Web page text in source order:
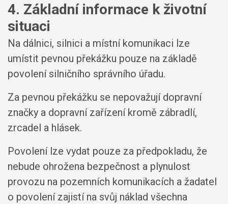
4. Základní informace k životní
situaci
Na dálnici, silnici a místní komunikaci lze
umístit pevnou překážku pouze na základě
povolení silničního správního úřadu.
Za pevnou překážku se nepovažují dopravní
značky a dopravní zařízení kromě zábradlí,
zrcadel a hlásek.
Povolení lze vydat pouze za předpokladu, že
nebude ohrožena bezpečnost a plynulost
provozu na pozemních komunikacích a žadatel
o povolení zajistí na svůj náklad všechna